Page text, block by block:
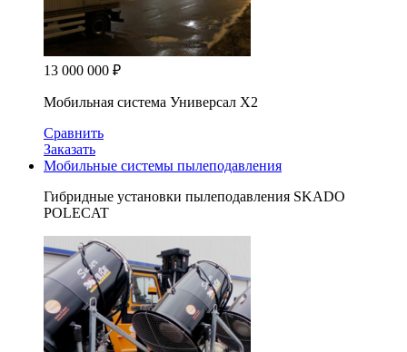
13 000 000 ₽
Мобильная система Универсал X2
Сравнить
Заказать
Мобильные системы пылеподавления
Гибридные установки пылеподавления SKADO
POLECAT